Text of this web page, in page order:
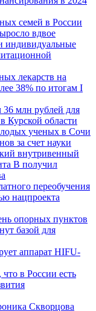
семей в России
вдвое
индивидуальные
лекарств на
38% по итогам I
млн рублей для
Курской области
ученых в Сочи
за счет науки
внутривенный
В получил
переобучения
нацпроекта
опорных пунктов
базой для
аппарат HIFU-
в России есть
Скворцова